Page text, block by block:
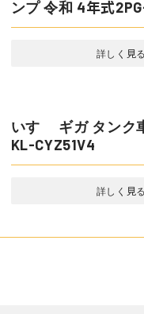
UDトラックス クオン
ヘッド 平成 30年式